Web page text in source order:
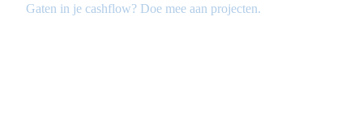
Gaten in je cashflow? Doe mee aan projecten.